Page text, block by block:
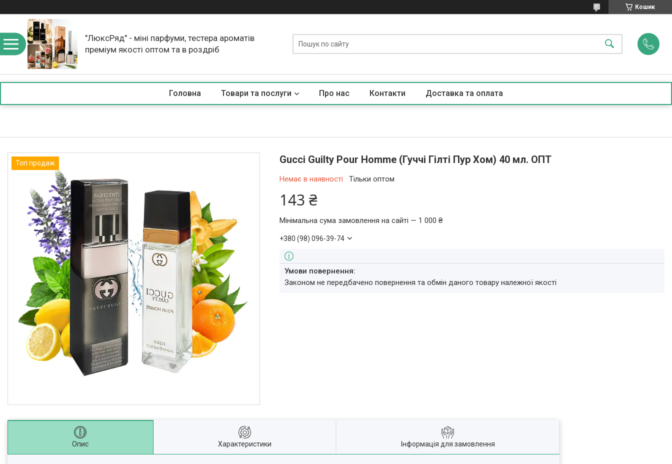
Кошик
"ЛюксРяд" - міні парфуми, тестера ароматів
преміум якості оптом та в роздріб
Головна Товари та послуги Про нас Контакти Доставка та оплата
Топ продаж Gucci Guilty Pour Homme (Гуччі Гілті Пур Хом) 40 мл. ОПТ
Немає в наявності Тільки оптом
143 ₴
Мінімальна сума замовлення на сайті — 1 000 ₴
+380 (98) 096-39-74
Законом не передбачено повернення та обмін даного товару належної якості
Опис Характеристики Інформація для замовлення